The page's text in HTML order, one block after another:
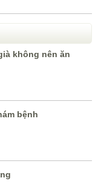
không nên ăn
bệnh